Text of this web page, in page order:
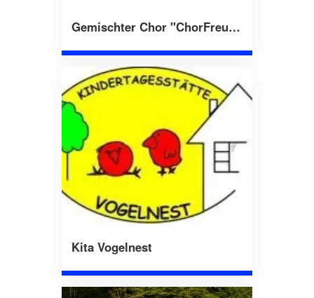
Gemischter Chor "ChorFreude Heiligenroth"
Kita Vogelnest